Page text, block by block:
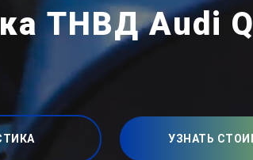
ТНВД Audi
УЗНАТЬ